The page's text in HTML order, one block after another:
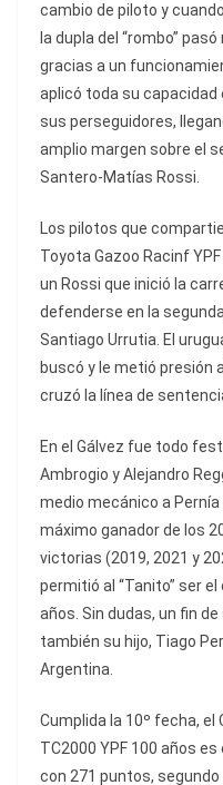
cambio de piloto y
la dupla del “rombo”
gracias a un
aplicó toda su
sus perseguidores,
amplio margen sobre el
Santero-Matías Rossi.
Los pilotos que
Toyota Gazoo Racinf
un Rossi que inició la
defenderse en la
Santiago Urrutia. El
buscó y le metió presión
cruzó la línea de
En el Gálvez fue todo
Ambrogio y Alejandro
medio mecánico a
máximo ganador de los
victorias (2019, 2021 y
permitió al “Tanito” ser
años. Sin dudas, un fin
también su hijo, Tiago
Argentina.
Cumplida la 10º fecha,
TC2000 YPF 100 años
con 271 puntos,